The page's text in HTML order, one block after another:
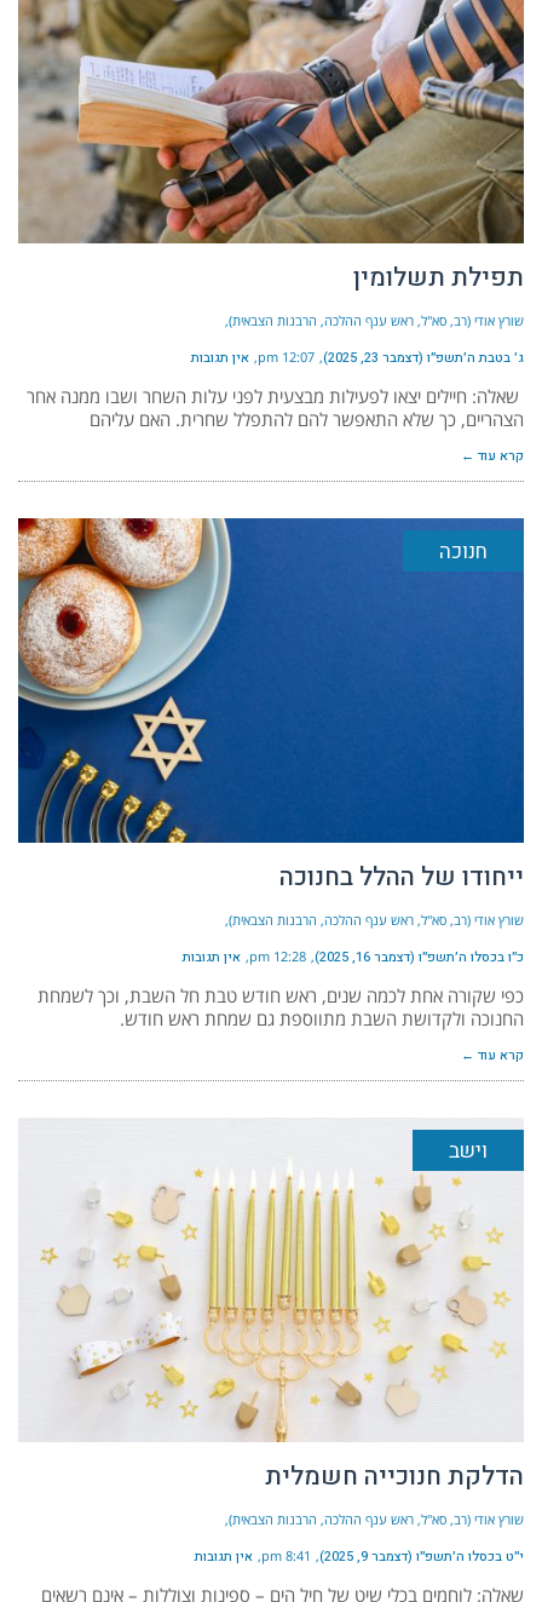
תפילת תשלומין
שורץ אודי (רב, סא"ל, ראש ענף ההלכה, הרבנות הצבאית)
ג׳ בטבת ה׳תשפ״ו (דצמבר 23, 2025) 12:07 pm אין תגובות
שאלה: חיילים יצאו לפעילות מבצעית לפני עלות השחר ושבו ממנה אחר
הצהריים, כך שלא התאפשר להם להתפלל שחרית. האם עליהם
קרא עוד ←
חנוכה
ייחודו של ההלל בחנוכה
שורץ אודי (רב, סא"ל, ראש ענף ההלכה, הרבנות הצבאית)
כ״ו בכסלו ה׳תשפ״ו (דצמבר 16, 2025) 12:28 pm אין תגובות
כפי שקורה אחת לכמה שנים, ראש חודש טבת חל השבת, וכך לשמחת
החנוכה ולקדושת השבת מתווספת גם שמחת ראש חודש.
קרא עוד ←
וישב
הדלקת חנוכייה חשמלית
שורץ אודי (רב, סא"ל, ראש ענף ההלכה, הרבנות הצבאית)
י״ט בכסלו ה׳תשפ״ו (דצמבר 9, 2025) 8:41 pm אין תגובות
שאלה: לוחמים בכלי שיט של חיל הים – ספינות וצוללות – אינם רשאים